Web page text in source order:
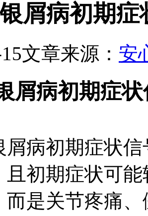
屑病初期症
文章来源： 安
屑病初期症
屑病初期症状
且初期症状可
而是关节疼痛